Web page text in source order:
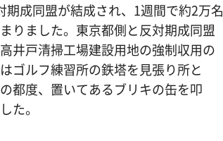
成同盟が結成され、1週間で約2万名
りました。東京都側と反対期成同盟
井戸清掃工場建設用地の強制収用の
ゴルフ練習所の鉄塔を見張り所と
都度、置いてあるブリキの缶を叩
た。